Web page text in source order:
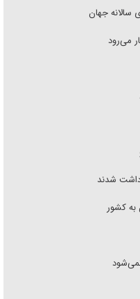
سالانه جهان
می‌رود